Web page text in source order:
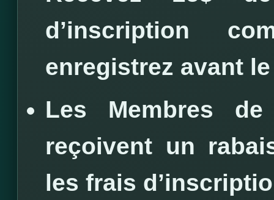
d’inscription
enregistrez avant
Les Membres
reçoivent un
les frais